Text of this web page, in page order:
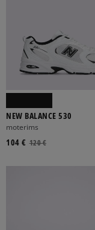
NEW BALANCE 530
moterims
120 €
104 €